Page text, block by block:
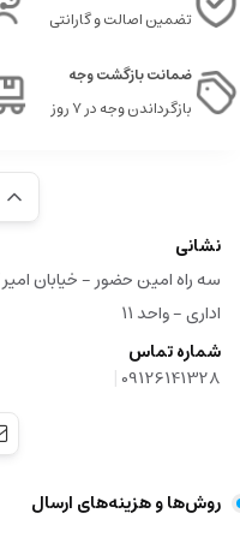
تضمین اصالت و گارانتی
ضمانت بازگشت وجه
بازگرداندن وجه در ۷ روز
نشانی
اداری - واحد ۱۱
شماره تماس
09126141328
|
روش‌ها و هزینه‌های ارسال